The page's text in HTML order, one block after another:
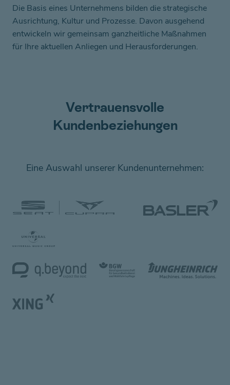
Die Basis eines Unternehmens bilden die strategische
Ausrichtung, Kultur und Prozesse. Davon ausgehend
entwickeln wir gemeinsam ganzheitliche Maßnahmen
für Ihre aktuellen Anliegen und Herausforderungen.
Vertrauensvolle
Kundenbeziehungen
Eine Auswahl unserer Kundenunternehmen: